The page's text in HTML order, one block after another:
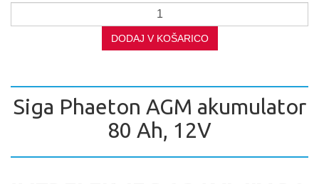
DODAJ V KOŠARICO
Siga Phaeton AGM akumulator
80 Ah, 12V